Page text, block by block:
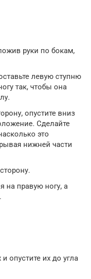
руки по бокам,
левую ступню
так, чтобы она
опустите вниз
Сделайте
это
нижней части
на правую ногу, а
опустите их до угла